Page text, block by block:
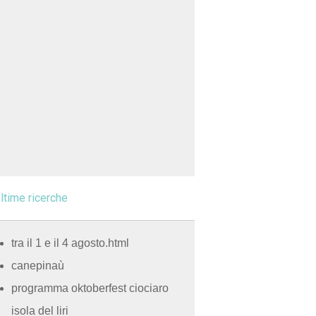
ricerche
tra il 1 e il 4 agosto.html
canepinaù
programma oktoberfest ciociaro
isola del liri